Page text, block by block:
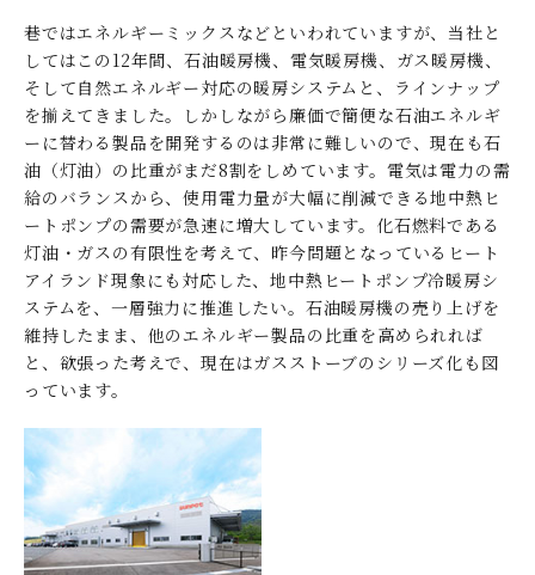
巷ではエネルギーミックスなどといわれていますが、当社と
してはこの12年間、石油暖房機、電気暖房機、ガス暖房機、
そして自然エネルギー対応の暖房システムと、ラインナップ
を揃えてきました。しかしながら廉価で簡便な石油エネルギ
ーに替わる製品を開発するのは非常に難しいので、現在も石
油（灯油）の比重がまだ8割をしめています。電気は電力の需
給のバランスから、使用電力量が大幅に削減できる地中熱ヒ
ートポンプの需要が急速に増大しています。化石燃料である
灯油・ガスの有限性を考えて、昨今問題となっているヒート
アイランド現象にも対応した、地中熱ヒートポンプ冷暖房シ
ステムを、一層強力に推進したい。石油暖房機の売り上げを
維持したまま、他のエネルギー製品の比重を高められれば
と、欲張った考えで、現在はガスストーブのシリーズ化も図
っています。